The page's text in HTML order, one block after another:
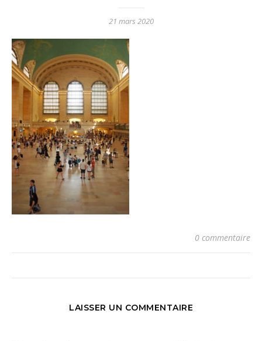
21 mars 2020
0 commentaire
LAISSER UN COMMENTAIRE